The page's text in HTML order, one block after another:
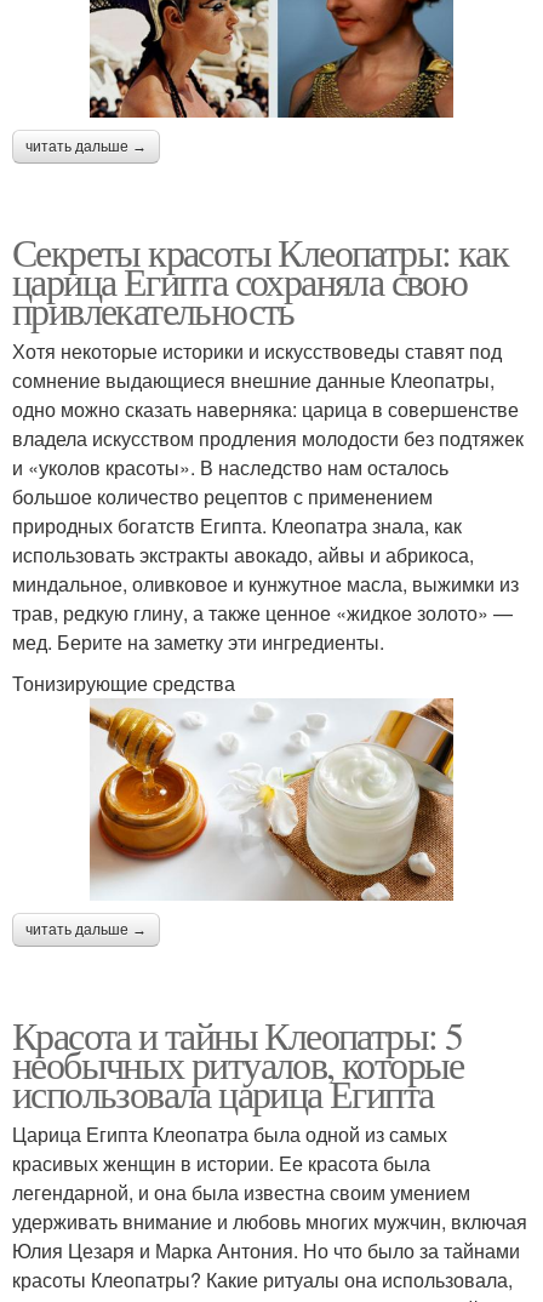
читать дальше →
Секреты красоты Клеопатры: как
царица Египта сохраняла свою
привлекательность
Хотя некоторые историки и искусствоведы ставят под
сомнение выдающиеся внешние данные Клеопатры,
одно можно сказать наверняка: царица в совершенстве
владела искусством продления молодости без подтяжек
и «уколов красоты». В наследство нам осталось
большое количество рецептов с применением
природных богатств Египта. Клеопатра знала, как
использовать экстракты авокадо, айвы и абрикоса,
миндальное, оливковое и кунжутное масла, выжимки из
трав, редкую глину, а также ценное «жидкое золото» —
мед. Берите на заметку эти ингредиенты.
Тонизирующие средства
читать дальше →
Красота и тайны Клеопатры: 5
необычных ритуалов, которые
использовала царица Египта
Царица Египта Клеопатра была одной из самых
красивых женщин в истории. Ее красота была
легендарной, и она была известна своим умением
удерживать внимание и любовь многих мужчин, включая
Юлия Цезаря и Марка Антония. Но что было за тайнами
красоты Клеопатры? Какие ритуалы она использовала,